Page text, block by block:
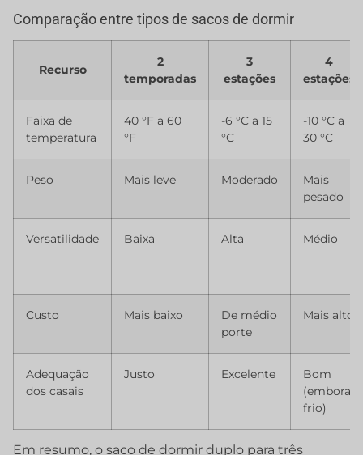
Comparação entre tipos de sacos de dormir
Recurso
2
temporadas
3
estações
4
estações
Faixa de
temperatura
40 °F a 60
°F
-6 °C a 15
°C
-10 °C a
30 °C
Peso Mais leve Moderado
Mais
pesado
Versatilidade Baixa Alta Médio
Custo Mais baixo
De médio
porte
Mais alto
Adequação
dos casais
Justo Excelente
Bom
(embora
frio)
Em resumo, o saco de dormir duplo para três